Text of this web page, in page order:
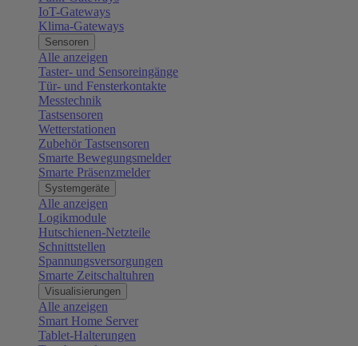
IoT-Gateways
Klima-Gateways
Sensoren
Alle anzeigen
Taster- und Sensoreingänge
Tür- und Fensterkontakte
Messtechnik
Tastsensoren
Wetterstationen
Zubehör Tastsensoren
Smarte Bewegungsmelder
Smarte Präsenzmelder
Systemgeräte
Alle anzeigen
Logikmodule
Hutschienen-Netzteile
Schnittstellen
Spannungsversorgungen
Smarte Zeitschaltuhren
Visualisierungen
Alle anzeigen
Smart Home Server
Tablet-Halterungen